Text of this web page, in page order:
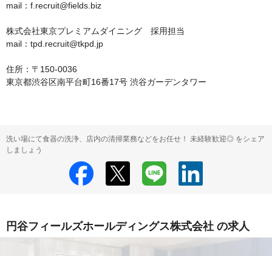
mail：f.recruit@fields.biz
株式会社東京プレミアムダイニング　採用担当
mail：tpd.recruit@tkpd.jp
住所：〒150-0036
東京都渋谷区南平台町16番17号 渋谷ガーデンタワー
洗い場にて食器の洗浄、店内の清掃業務などをお任せ！ 未経験歓迎◎ をシェア
しましょう
円谷フィールズホールディングス株式会社 の求人